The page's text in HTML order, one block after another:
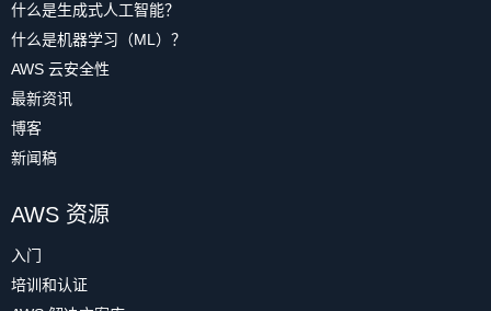
什么是生成式人工智能？
什么是机器学习（ML）？
AWS 云安全性
最新资讯
博客
新闻稿
AWS 资源
入门
培训和认证